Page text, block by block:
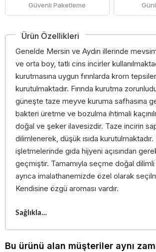
Güvenli Paketleme
Ürün Özellikleri
Genelde Mersin ve Aydın illerinde
ve orta boy, tatlı cins incirler
kurutmasına uygun fırınlarda krom
kurutulmaktadır. Fırında kurutma
güneşte taze meyve kuruma safhasına
bakteri üretme ve bozulma ihtimali
doğal ve şeker ilavesizdir. Taze incirin
dilimlenerek, düşük ısıda
işletmelerinde gıda hijyeni açısından
geçmiştir. Tamamıyla seçme doğal dilimli
ayrıca imalathanemizde özel olarak
Kendisine özgü aroması vardır.
Sağlıkla…
Bu ürünü alan müşteriler aynı